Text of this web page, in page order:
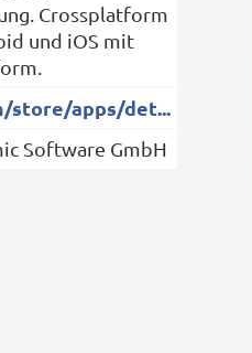
Crossplatform
und iOS mit
store/apps/det...
Software GmbH